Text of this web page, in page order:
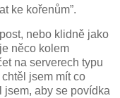
ke kořenům”.
nebo klidně jako
něco kolem
na serverech typu
jsem mít co
jsem, aby se povídka